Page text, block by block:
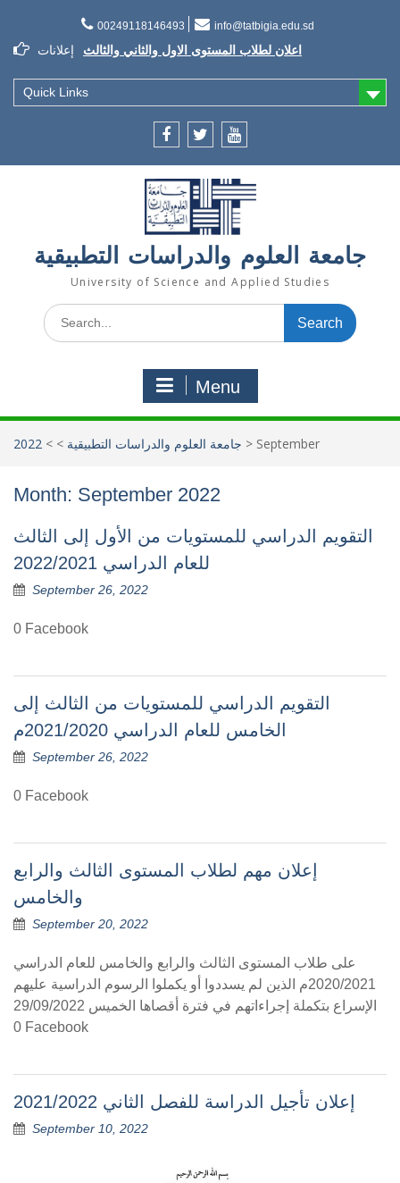
content
00249118146493 info@tatbigia.edu.sd
إعلانات
اعلان لطلاب المستوى الاول والثاني والثالث
Quick Links
جامعة العلوم والدراسات التطبيقية
University of Science and Applied Studies
Search
for:
Menu
جامعة العلوم والدراسات التطبيقية >
>
2022 > September
Month: September 2022
التقويم الدراسي للمستويات من الأول إلى الثالث
للعام الدراسي 2022/2021
September 26, 2022
0 Facebook
التقويم الدراسي للمستويات من الثالث إلى
الخامس للعام الدراسي 2021/2020م
September 26, 2022
0 Facebook
إعلان مهم لطلاب المستوى الثالث والرابع
والخامس
September 20, 2022
على طلاب المستوى الثالث والرابع والخامس للعام الدراسي
2020/2021م الذين لم يسددوا أو يكملوا الرسوم الدراسية عليهم
الإسراع بتكملة إجراءاتهم في فترة أقصاها الخميس 29/09/2022
0 Facebook
إعلان تأجيل الدراسة للفصل الثاني 2021/2022
September 10, 2022